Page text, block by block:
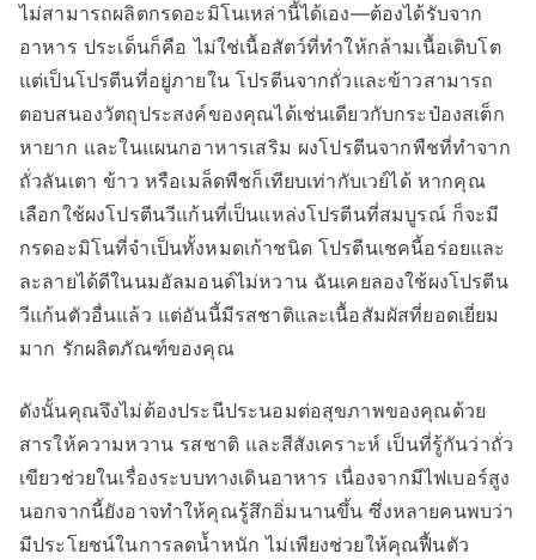
ไม่สามารถผลิตกรดอะมิโนเหล่านี้ได้เอง—ต้องได้รับจาก
อาหาร ประเด็นก็คือ ไม่ใช่เนื้อสัตว์ที่ทำให้กล้ามเนื้อเติบโต
แต่เป็นโปรตีนที่อยู่ภายใน โปรตีนจากถั่วและข้าวสามารถ
ตอบสนองวัตถุประสงค์ของคุณได้เช่นเดียวกับกระป๋องสเต็ก
หายาก และในแผนกอาหารเสริม ผงโปรตีนจากพืชที่ทำจาก
ถั่วลันเตา ข้าว หรือเมล็ดพืชก็เทียบเท่ากับเวย์ได้ หากคุณ
เลือกใช้ผงโปรตีนวีแก้นที่เป็นแหล่งโปรตีนที่สมบูรณ์ ก็จะมี
กรดอะมิโนที่จำเป็นทั้งหมดเก้าชนิด โปรตีนเชคนี้อร่อยและ
ละลายได้ดีในนมอัลมอนด์ไม่หวาน ฉันเคยลองใช้ผงโปรตีน
วีแก้นตัวอื่นแล้ว แต่อันนี้มีรสชาติและเนื้อสัมผัสที่ยอดเยี่ยม
มาก รักผลิตภัณฑ์ของคุณ
ดังนั้นคุณจึงไม่ต้องประนีประนอมต่อสุขภาพของคุณด้วย
สารให้ความหวาน รสชาติ และสีสังเคราะห์ เป็นที่รู้กันว่าถั่ว
เขียวช่วยในเรื่องระบบทางเดินอาหาร เนื่องจากมีไฟเบอร์สูง
นอกจากนี้ยังอาจทำให้คุณรู้สึกอิ่มนานขึ้น ซึ่งหลายคนพบว่า
มีประโยชน์ในการลดน้ำหนัก ไม่เพียงช่วยให้คุณฟื้นตัว